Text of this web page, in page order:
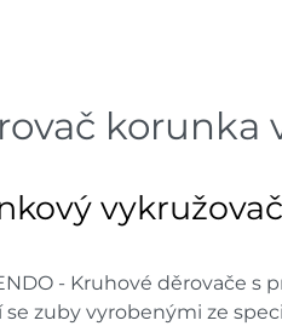
korunka
- Kruhové děrovače
zuby vyrobenými ze